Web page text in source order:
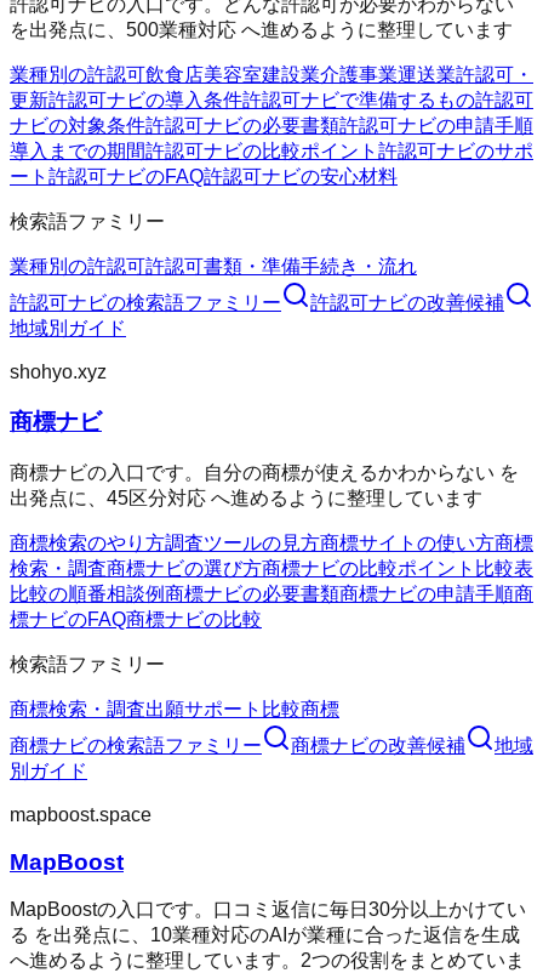
許認可ナビの入口です。どんな許認可が必要かわからない
を出発点に、500業種対応 へ進めるように整理しています
業種別の許認可飲食店美容室建設業介護事業運送業許認可・
更新許認可ナビの導入条件許認可ナビで準備するもの許認可
ナビの対象条件許認可ナビの必要書類許認可ナビの申請手順
導入までの期間許認可ナビの比較ポイント 許認可ナビのサポ
ート 許認可ナビのFAQ許認可ナビの安心材料
検索語ファミリー
業種別の許認可許認可書類・準備手続き・流れ
許認可ナビの検索語ファミリー 許認可ナビの改善候補
地域別ガイド
shohyo.xyz
商標ナビ
商標ナビの入口です。自分の商標が使えるかわからない を
出発点に、45区分対応 へ進めるように整理しています
商標検索のやり方調査ツールの見方商標サイトの使い方商標
検索・調査商標ナビの選び方商標ナビの比較ポイント 比較表
比較の順番相談例商標ナビの必要書類商標ナビの申請手順商
標ナビのFAQ商標ナビの比較
検索語ファミリー
商標検索・調査出願サポート 比較商標
商標ナビの検索語ファミリー 商標ナビの改善候補
地域
別ガイド
mapboost.space
MapBoost
MapBoostの入口です。口コミ返信に毎日30分以上かけてい
る を出発点に、10業種対応のAIが業種に合った返信を生成
へ進めるように整理しています。2つの役割をまとめていま